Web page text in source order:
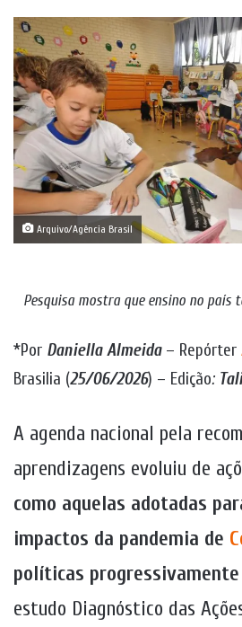
mail
Arquivo/Agência Brasil
Pesquisa mostra que ensino no país
*Por Daniella Almeida– Repórter
Brasilia (25/06/2026) – Edição:
A agenda nacional pela
aprendizagens evoluiu de
como aquelas adotadas
impactos da pandemia de
políticas
estudo Diagnóstico das